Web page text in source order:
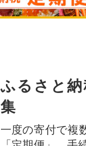
ふるさと
集
一度の寄付で複